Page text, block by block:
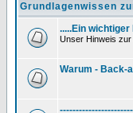
Grundlagenwissen
.....Ein
Unser Hinweis zur
Warum - Back-